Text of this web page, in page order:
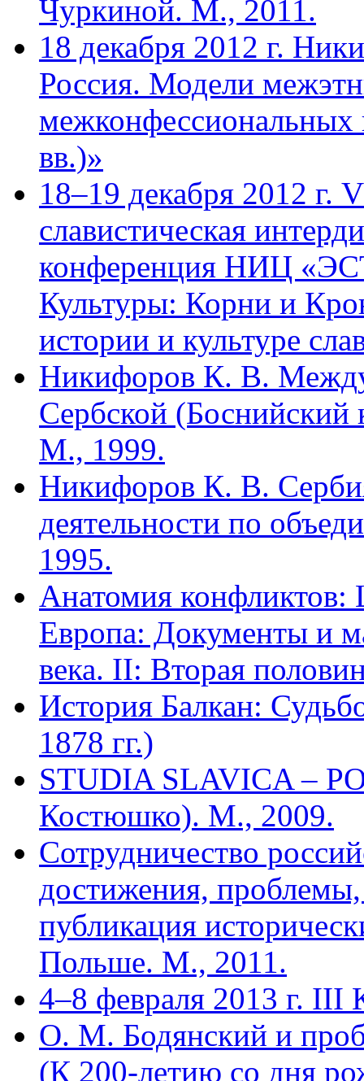
Чуркиной. М., 2011.
18 декабря 2012 г.
Россия. Модели
вв.)»
18–19 декабря 2012 г.
cлавистическая
конференция НИЦ
Культуры: Корни и
истории и культуре
Никифоров К. В.
Сербской
М., 1999.
Никифоров К. В.
деятельности по
1995.
Анатомия
Европа: Документы и
века. II: Вторая
История Балкан:
1878 гг.)
STUDIA SLAVICA –
Костюшко). М., 2009.
Сотрудничество
достижения,
публикация
Польше. М., 2011.
4–8 февраля 2013 г. III
О. М. Бодянский и
(К 200-летию со дня